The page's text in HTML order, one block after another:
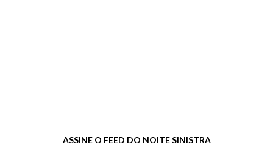
ASSINE O FEED DO NOITE SINISTRA